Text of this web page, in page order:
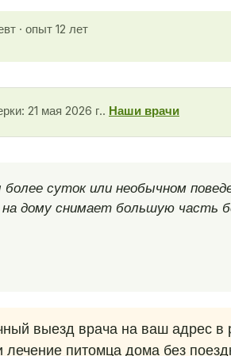
· опыт 12 лет
21 мая 2026 г.. Наши врачи
суток или необычном
дому снимает большую часть
выезд врача на ваш адрес в
лечение питомца дома без